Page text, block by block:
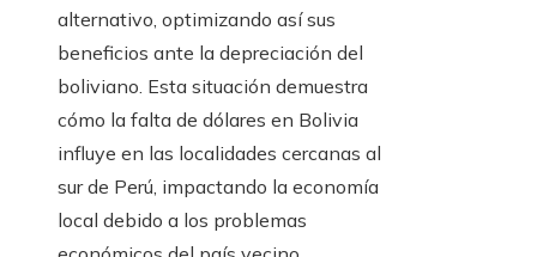
alternativo, optimizando así sus
beneficios ante la depreciación del
boliviano. Esta situación demuestra
cómo la falta de dólares en Bolivia
influye en las localidades cercanas al
sur de Perú, impactando la economía
local debido a los problemas